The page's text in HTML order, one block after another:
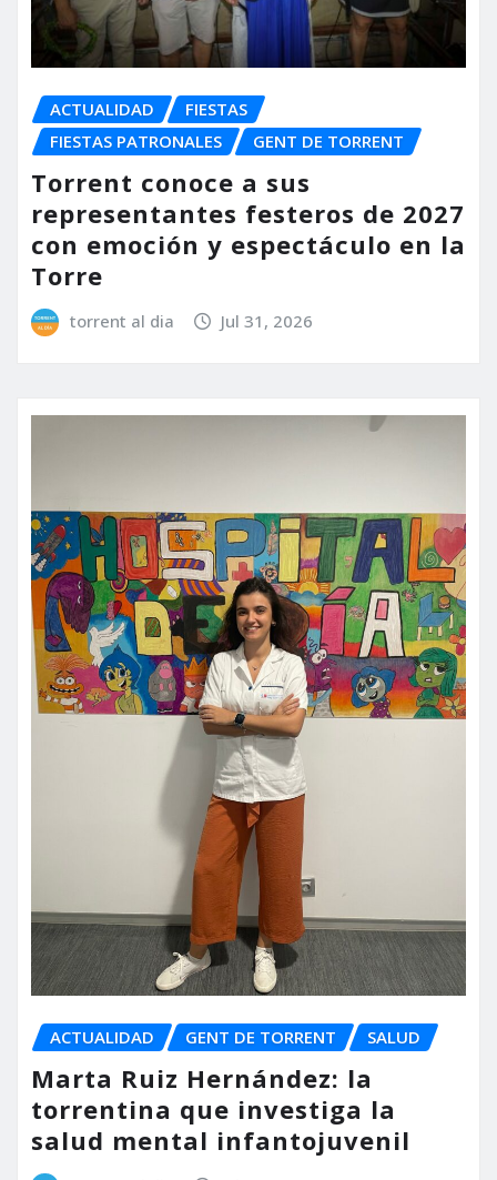
ACTUALIDAD
FIESTAS
FIESTAS PATRONALES
GENT DE TORRENT
Torrent conoce a sus
representantes festeros de 2027
con emoción y espectáculo en la
Torre
torrent al dia Jul 31, 2026
ACTUALIDAD GENT DE TORRENT SALUD
Marta Ruiz Hernández: la
torrentina que investiga la
salud mental infantojuvenil